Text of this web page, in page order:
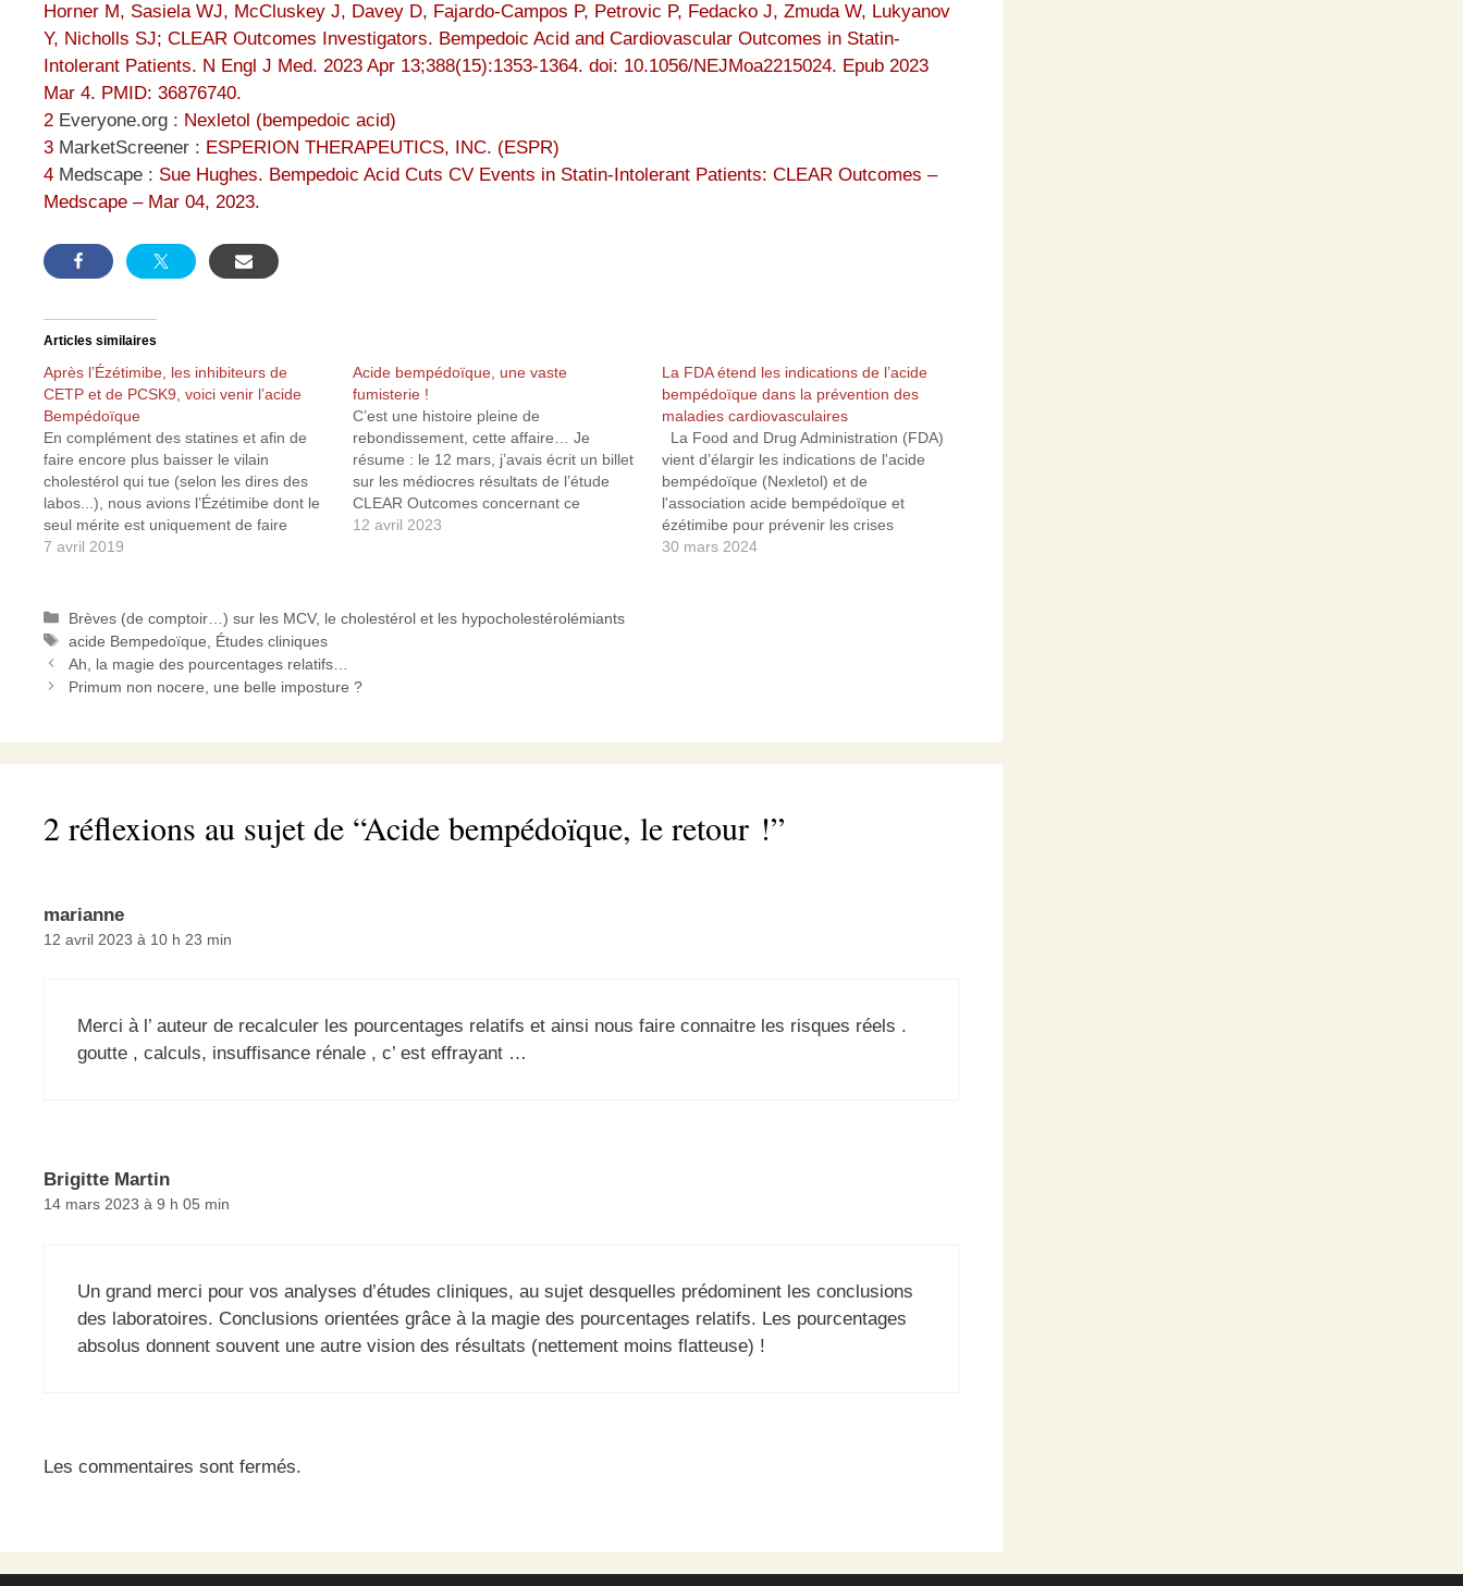
Horner M, Sasiela WJ, McCluskey J, Davey D, Fajardo-Campos P, Petrovic P, Fedacko J, Zmuda W, Lukyanov
Y, Nicholls SJ; CLEAR Outcomes Investigators. Bempedoic Acid and Cardiovascular Outcomes in Statin-
Intolerant Patients. N Engl J Med. 2023 Apr 13;388(15):1353-1364. doi: 10.1056/NEJMoa2215024. Epub 2023
Mar 4. PMID: 36876740.
2 Everyone.org : Nexletol (bempedoic acid)
3 MarketScreener : ESPERION THERAPEUTICS, INC. (ESPR)
4 Medscape : Sue Hughes. Bempedoic Acid Cuts CV Events in Statin-Intolerant Patients: CLEAR Outcomes –
Medscape – Mar 04, 2023.
Articles similaires
Après l’Ézétimibe, les inhibiteurs de
CETP et de PCSK9, voici venir l’acide
Bempédoïque
En complément des statines et afin de
faire encore plus baisser le vilain
cholestérol qui tue (selon les dires des
labos...), nous avions l’Ézétimibe dont le
seul mérite est uniquement de faire
baisser le cholestérol, aucune étude
maladies…
7 avril 2019
Acide bempédoïque, une vaste
fumisterie !
C’est une histoire pleine de
rebondissement, cette affaire… Je
résume : le 12 mars, j’avais écrit un billet
sur les médiocres résultats de l’étude
CLEAR Outcomes concernant ce
produit1. Peu de temps après, un VRP
disant…
12 avril 2023
La FDA étend les indications de l’acide
bempédoïque dans la prévention des
maladies cardiovasculaires
La Food and Drug Administration (FDA)
vient d’élargir les indications de l'acide
bempédoïque (Nexletol) et de
l'association acide bempédoïque et
ézétimibe pour prévenir les crises
cardiaques et les procédures
30 mars 2024
Catégories
Brèves (de comptoir…) sur les MCV, le cholestérol et les hypocholestérolémiants
Étiquettes
acide Bempedoïque
Études cliniques
Ah, la magie des pourcentages relatifs…
Primum non nocere, une belle imposture ?
2 réflexions au sujet de “Acide bempédoïque, le retour !”
marianne
12 avril 2023 à 10 h 23 min
Merci à l’ auteur de recalculer les pourcentages relatifs et ainsi nous faire connaitre les risques réels .
goutte , calculs, insuffisance rénale , c’ est effrayant …
Brigitte Martin
14 mars 2023 à 9 h 05 min
Un grand merci pour vos analyses d’études cliniques, au sujet desquelles prédominent les conclusions
des laboratoires. Conclusions orientées grâce à la magie des pourcentages relatifs. Les pourcentages
absolus donnent souvent une autre vision des résultats (nettement moins flatteuse) !
Les commentaires sont fermés.